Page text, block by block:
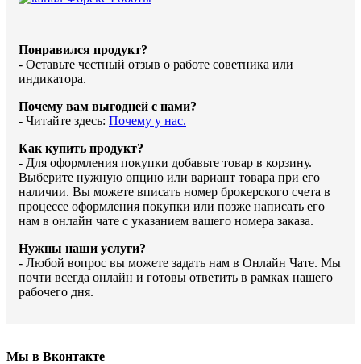
Понравился продукт?
- Оставьте честный отзыв о работе советника или
индикатора.
Почему вам выгодней с нами?
- Читайте здесь: Почему у нас.
Как купить продукт?
- Для оформления покупки добавьте товар в корзину.
Выберите нужную опцию или вариант товара при его
наличии. Вы можете вписать номер брокерского счета в
процессе оформления покупки или позже написать его
нам в онлайн чате с указанием вашего номера заказа.
Нужны наши услуги?
- Любой вопрос вы можете задать нам в Онлайн Чате. Мы
почти всегда онлайн и готовы ответить в рамках нашего
рабочего дня.
Мы в Вконтакте